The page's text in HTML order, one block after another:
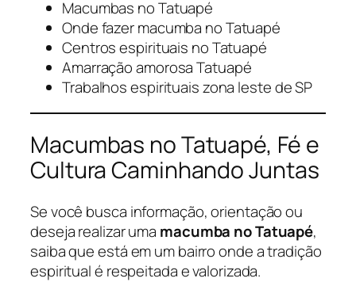
Macumbas no Tatuapé
Onde fazer macumba no Tatuapé
Centros espirituais no Tatuapé
Amarração amorosa Tatuapé
Trabalhos espirituais zona leste de SP
Macumbas no Tatuapé, Fé e
Cultura Caminhando Juntas
Se você busca informação, orientação ou
deseja realizar uma macumba no Tatuapé,
saiba que está em um bairro onde a tradição
espiritual é respeitada e valorizada.